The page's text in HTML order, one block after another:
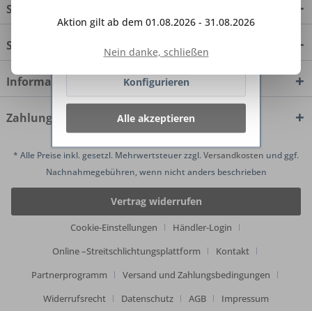
Service Hotline
Shop Service
Informationen
Zahlungsmethoden
* Alle Preise inkl. gesetzl. Mehrwertsteuer zzgl.Versandkosten und ggf.
Nachnahmegebühren, wenn nicht anders beschrieben
Vertrag widerrufen
Cookie-Einstellungen
Händler-Login
Online –Streitschlichtungsplattform
Kontakt
Partnerprogramm
Versand und Zahlungsbedingungen
Widerrufsrecht
Datenschutz AGB Impressum
Aktion gilt ab dem 01.08.2026 - 31.08.2026
Nein danke, schließen
Ablehnen
Konfigurieren
Alle akzeptieren